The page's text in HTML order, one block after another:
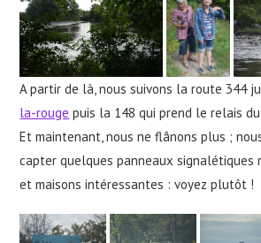
A partir de là, nous suivons la route 344
la-rouge puis la 148 qui prend le relais
Et maintenant, nous ne flânons plus ;
capter quelques panneaux signalétiques
et maisons intéressantes : voyez plutôt !